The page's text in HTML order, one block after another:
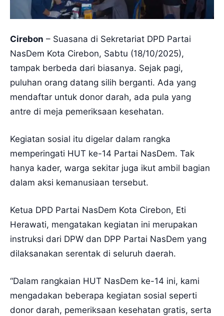
Cirebon – Suasana di Sekretariat DPD Partai
NasDem Kota Cirebon, Sabtu (18/10/2025),
tampak berbeda dari biasanya. Sejak pagi,
puluhan orang datang silih berganti. Ada yang
mendaftar untuk donor darah, ada pula yang
antre di meja pemeriksaan kesehatan.
Kegiatan sosial itu digelar dalam rangka
memperingati HUT ke-14 Partai NasDem. Tak
hanya kader, warga sekitar juga ikut ambil bagian
dalam aksi kemanusiaan tersebut.
Ketua DPD Partai NasDem Kota Cirebon, Eti
Herawati, mengatakan kegiatan ini merupakan
instruksi dari DPW dan DPP Partai NasDem yang
dilaksanakan serentak di seluruh daerah.
“Dalam rangkaian HUT NasDem ke-14 ini, kami
mengadakan beberapa kegiatan sosial seperti
donor darah, pemeriksaan kesehatan gratis, serta